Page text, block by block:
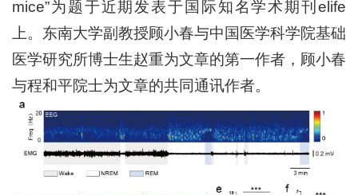
mice”为题于近期发表于国际知名学术期刊elife
上。东南大学副教授顾小春与中国医学科学院基础
医学研究所博士生赵重为文章的第一作者，顾小春
与程和平院士为文章的共同通讯作者。